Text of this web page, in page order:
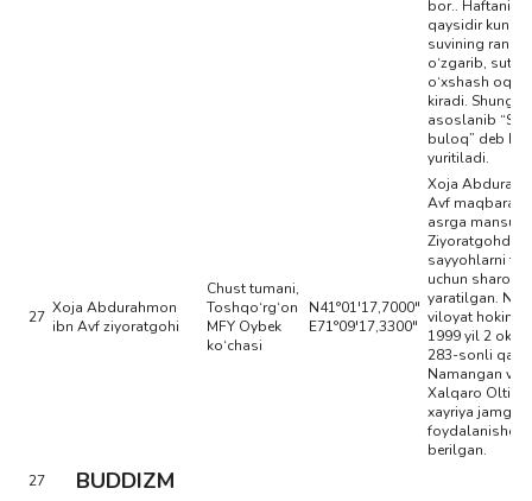
bor.. Haftaning
qaysidir kuni
suvining rangi
o‘zgarib, sutga
o‘xshash
kiradi. Shunga
asoslanib
buloq” deb
yuritiladi.
27 Xoja Abdurahmon
ibn Avf ziyoratgohi
Chust tumani,
Toshqo‘rg‘on
MFY Oybek
ko‘chasi
N41°01'17,7000"
E71°09'17,3300"
Xoja
Avf maqbarasi
asrga mansub.
Ziyoratgohda
sayyohlarni
uchun
yaratilgan.
viloyat
1999 yil 2
283-sonli
Namangan
Xalqaro Oltin
xayriya
foydalanishga
berilgan.
27
BUDDIZM